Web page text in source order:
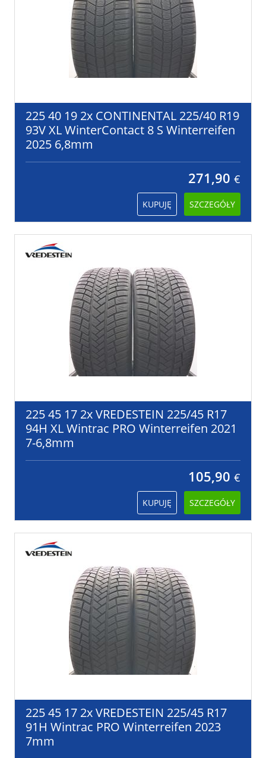
225 40 19 2x CONTINENTAL 225/40 R19
93V XL WinterContact 8 S Winterreifen
2025 6,8mm
271,90 €
KUPUJĘ SZCZEGÓŁY
225 45 17 2x VREDESTEIN 225/45 R17
94H XL Wintrac PRO Winterreifen 2021
7-6,8mm
105,90 €
KUPUJĘ SZCZEGÓŁY
225 45 17 2x VREDESTEIN 225/45 R17
91H Wintrac PRO Winterreifen 2023
7mm